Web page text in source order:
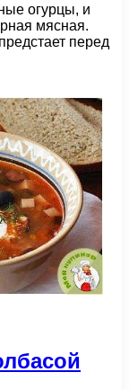
огурцы, и
мясная.
перед